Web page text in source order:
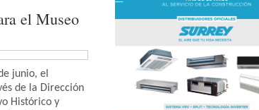
el Museo
junio, el
de la Dirección
Histórico y